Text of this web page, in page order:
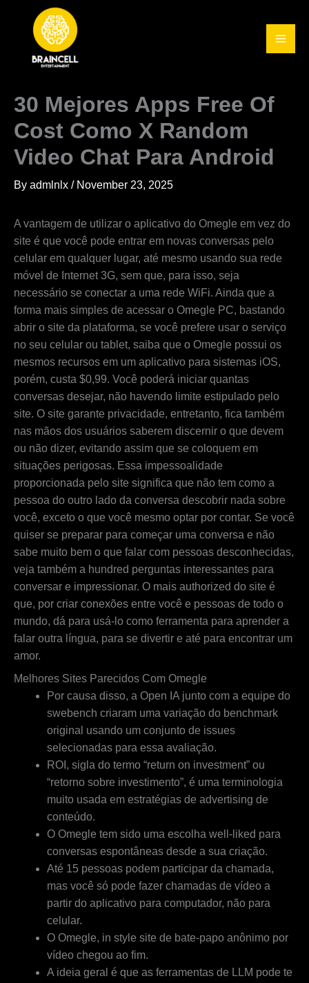
content
30 Mejores Apps Free Of
Cost Como X Random
Video Chat Para Android
By admlnlx / November 23, 2025
A vantagem de utilizar o aplicativo do Omegle em vez do
site é que você pode entrar em novas conversas pelo
celular em qualquer lugar, até mesmo usando sua rede
móvel de Internet 3G, sem que, para isso, seja
necessário se conectar a uma rede WiFi. Ainda que a
forma mais simples de acessar o Omegle PC, bastando
abrir o site da plataforma, se você prefere usar o serviço
no seu celular ou tablet, saiba que o Omegle possui os
mesmos recursos em um aplicativo para sistemas iOS,
porém, custa $0,99. Você poderá iniciar quantas
conversas desejar, não havendo limite estipulado pelo
site. O site garante privacidade, entretanto, fica também
nas mãos dos usuários saberem discernir o que devem
ou não dizer, evitando assim que se coloquem em
situações perigosas. Essa impessoalidade
proporcionada pelo site significa que não tem como a
pessoa do outro lado da conversa descobrir nada sobre
você, exceto o que você mesmo optar por contar. Se você
quiser se preparar para começar uma conversa e não
sabe muito bem o que falar com pessoas desconhecidas,
veja também a hundred perguntas interessantes para
conversar e impressionar. O mais authorized do site é
que, por criar conexões entre você e pessoas de todo o
mundo, dá para usá-lo como ferramenta para aprender a
falar outra língua, para se divertir e até para encontrar um
amor.
Melhores Sites Parecidos Com Omegle
Por causa disso, a Open IA junto com a equipe do
swebench criaram uma variação do benchmark
original usando um conjunto de issues
selecionadas para essa avaliação.
ROI, sigla do termo “return on investment” ou
“retorno sobre investimento”, é uma terminologia
muito usada em estratégias de advertising de
conteúdo.
O Omegle tem sido uma escolha well-liked para
conversas espontâneas desde a sua criação.
Até 15 pessoas podem participar da chamada,
mas você só pode fazer chamadas de vídeo a
partir do aplicativo para computador, não para
celular.
O Omegle, in style site de bate-papo anônimo por
vídeo chegou ao fim.
A ideia geral é que as ferramentas de LLM pode te